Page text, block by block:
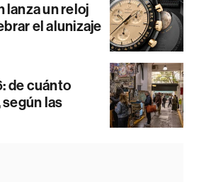
lanza un reloj
el alunizaje
de cuánto
las